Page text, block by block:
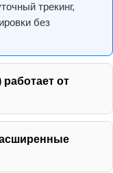
трекинг,
без
работает от